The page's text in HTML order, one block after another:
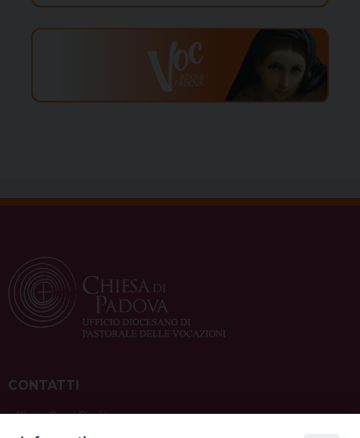
CONTATTI
ufficio: Casa Pio X
via Bonporti, 20 – 35141 Padova